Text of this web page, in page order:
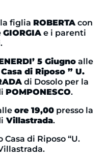
figlia ROBERTAcon
GIORGIA e i parenti
5 Giugno alle
Casa di Riposo ” U.
di Dosolo per la
POMPONESCO.
ore 19,00 presso la
Villastrada.
di Riposo “U.